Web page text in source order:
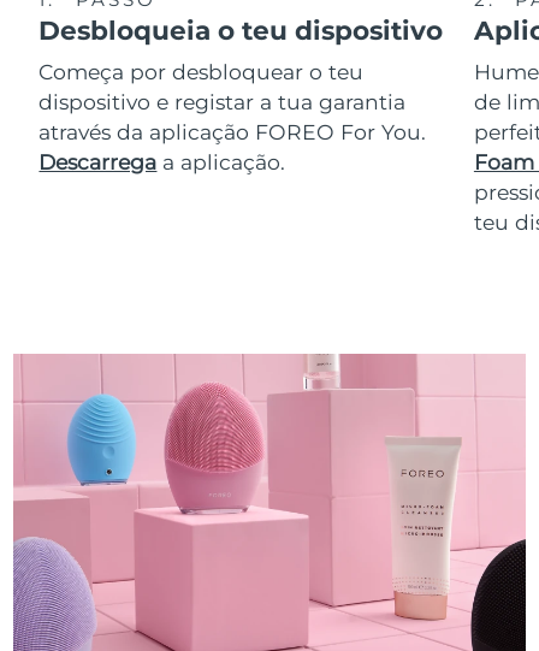
Desbloqueia o teu dispositivo
Começa por desbloquear o teu
dispositivo e registar a tua garantia
através da aplicação FOREO For You.
Descarrega a aplicação.
de
Foam
teu